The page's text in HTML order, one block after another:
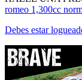
Debes estar